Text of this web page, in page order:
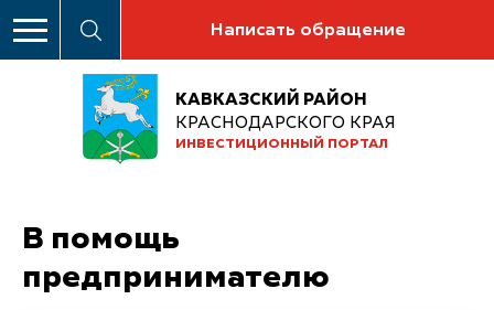
Написать обращение
КАВКАЗСКИЙ РАЙОН
КРАСНОДАРСКОГО КРАЯ
ИНВЕСТИЦИОННЫЙ ПОРТАЛ
В помощь
предпринимателю